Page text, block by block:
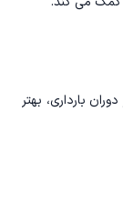
بارداری، بهتر